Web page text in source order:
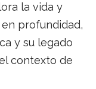
la vida y
profundidad,
y su legado
contexto de